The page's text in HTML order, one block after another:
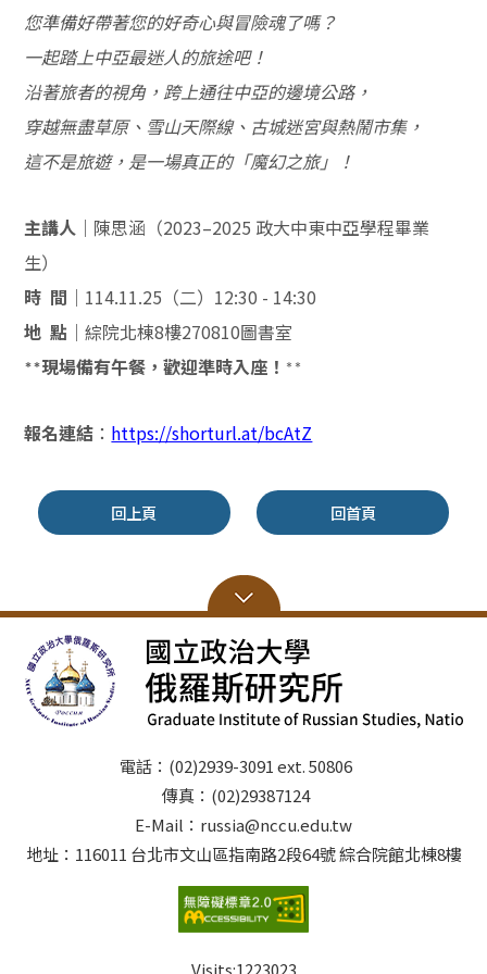
您準備好帶著您的好奇心與冒險魂了嗎？
一起踏上中亞最迷人的旅途吧！
沿著旅者的視角，跨上通往中亞的邊境公路，
穿越無盡草原、雪山天際線、古城迷宮與熱鬧市集，
這不是旅遊，是一場真正的「魔幻之旅」！
主講人 ｜陳思涵（2023–2025 政大中東中亞學程畢業
生）
時 間 ｜114.11.25（二）12:30 - 14:30
地 點 ｜綜院北棟8樓270810圖書室
**現場備有午餐，歡迎準時入座！ **
報名連結 ： https://shorturl.at/bcAtZ
回上頁 回首頁
電話：(02)2939-3091 ext. 50806
傳真：(02)29387124
E-Mail：russia@nccu.edu.tw
地址：116011 台北市文山區指南路2段64號 綜合院館北棟8樓
Visits:1223023